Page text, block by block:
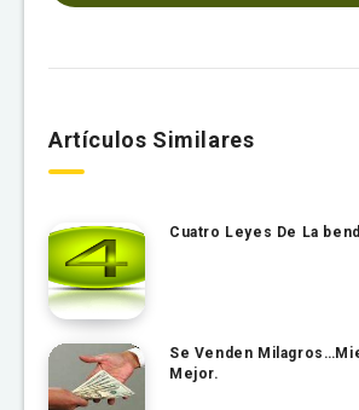
Artículos Similares
Cuatro Leyes De La
Se Venden
Mejor.